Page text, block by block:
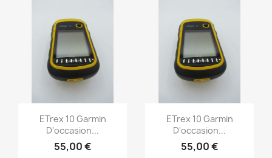
Aperçu rapide
ETrex 10 Garmin
D'occasion...
55,00 €
Aperçu rapide
ETrex 10 Garmin
D'occasion...
55,00 €